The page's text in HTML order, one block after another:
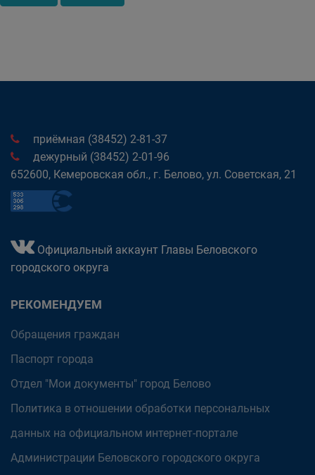
приёмная (38452) 2-81-37
дежурный (38452) 2-01-96
652600, Кемеровская обл., г. Белово, ул. Советская, 21
Официальный аккаунт Главы Беловского
городского округа
РЕКОМЕНДУЕМ
Обращения граждан
Паспорт города
Отдел "Мои документы" город Белово
Политика в отношении обработки персональных
данных на официальном интернет-портале
Администрации Беловского городского округа